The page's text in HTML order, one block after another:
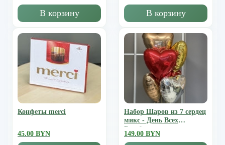
В корзину В корзину
Конфеты merci
45.00 BYN
Набор Шаров из 7 сердец
микс - День Всех
Влюбленных
149.00 BYN